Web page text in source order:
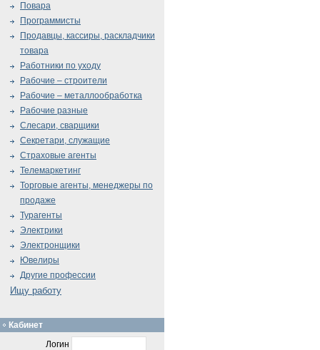
Повара
Программисты
Продавцы, кассиры, раскладчики
товара
Работники по уходу
Рабочие – строители
Рабочие – металлообработка
Рабочие разные
Слесари, сварщики
Секретари, служащие
Страховые агенты
Телемаркетинг
Торговые агенты, менеджеры по
продаже
Турагенты
Электрики
Электронщики
Ювелиры
Другие профессии
Ищу работу
Кабинет
Логин